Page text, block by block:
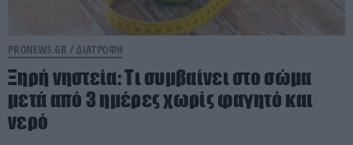
PRONEWS.GR / ΔΙΑΤΡΟΦΗ
Ξηρή νηστεία: Τι συμβαίνει στο σώμα
μετά από 3 ημέρες χωρίς φαγητό και
νερό